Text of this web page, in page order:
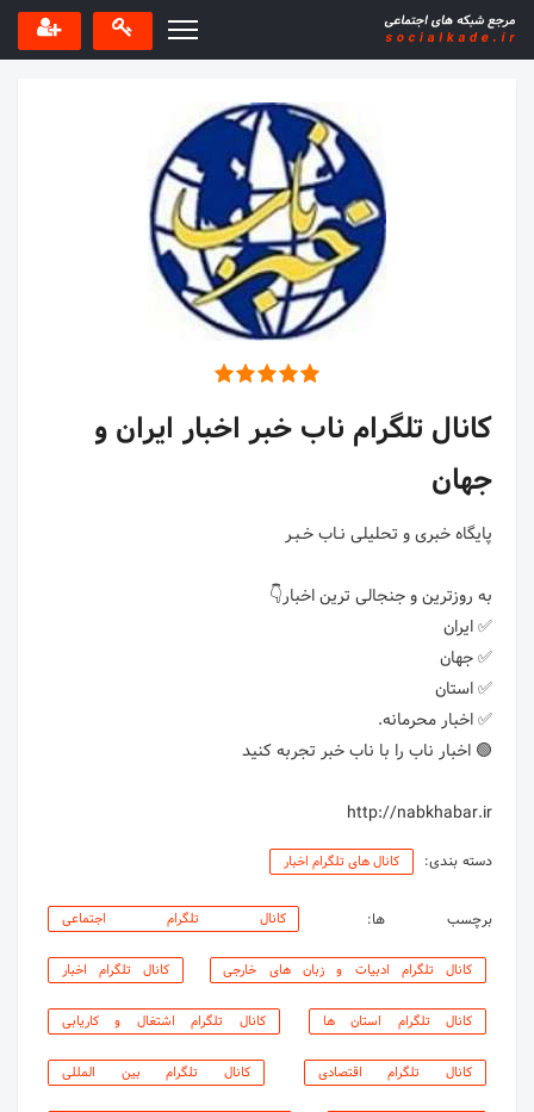
کانال تلگرام ناب خبر اخبار ایران و
جهان
http://nabkhabar.ir
دسته بندی: کانال های تلگرام اخبار
برچسب ها: کانال تلگرام اجتماعی
کانال تلگرام ادبیات و زبان های خارجی کانال تلگرام اخبار
کانال تلگرام استان ها کانال تلگرام اشتغال و کاریابی
کانال تلگرام اقتصادی کانال تلگرام بین المللی